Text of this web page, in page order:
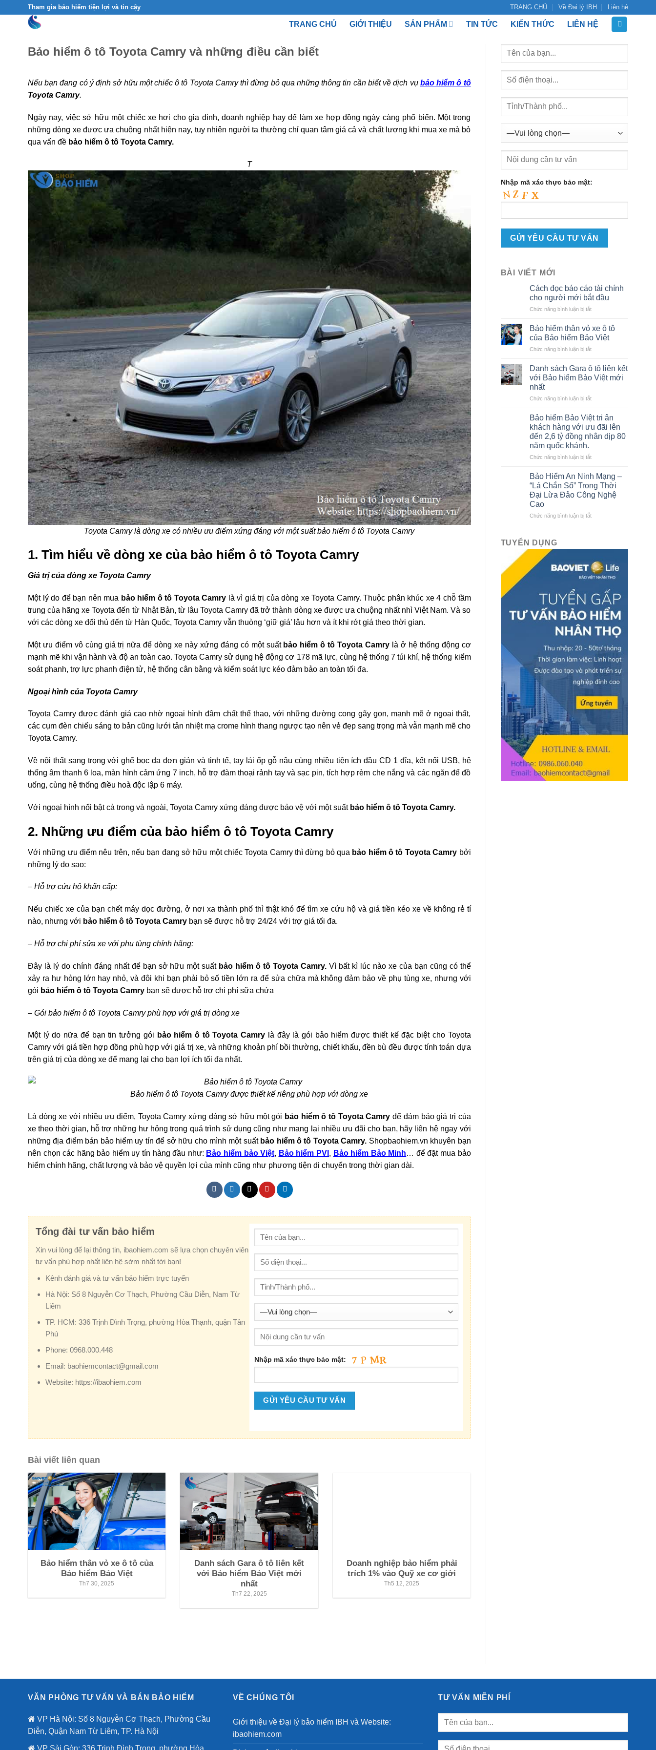
Tham gia bảo hiểm tiện lợi và tin cậy TRANG CHỦ Về Đại lý IBH Liên hệ
TRANG CHỦ GIỚI THIỆU SẢN PHẨM TIN TỨC KIẾN THỨC LIÊN HỆ
Bảo hiểm ô tô Toyota Camry và những điều cần biết
Nếu bạn đang có ý định sở hữu một chiếc ô tô Toyota Camry thì đừng bỏ qua những thông tin cần biết về dịch vụ bảo hiểm ô tô
Toyota Camry.
Ngày nay, việc sở hữu một chiếc xe hơi cho gia đình, doanh nghiệp hay để làm xe hợp đồng ngày càng phổ biến. Một trong
những dòng xe được ưa chuộng nhất hiện nay, tuy nhiên người ta thường chỉ quan tâm giá cả và chất lượng khi mua xe mà bỏ
qua vấn đề bảo hiểm ô tô Toyota Camry.
T
Toyota Camry là dòng xe có nhiều ưu điểm xứng đáng với một suất bảo hiểm ô tô Toyota Camry
1. Tìm hiểu về dòng xe của bảo hiểm ô tô Toyota Camry
Giá trị của dòng xe Toyota Camry
Một lý do để bạn nên mua bảo hiểm ô tô Toyota Camry là vì giá trị của dòng xe Toyota Camry. Thuộc phân khúc xe 4 chỗ tầm
trung của hãng xe Toyota đến từ Nhật Bản, từ lâu Toyota Camry đã trở thành dòng xe được ưa chuộng nhất nhì Việt Nam. Và so
với các dòng xe đối thủ đến từ Hàn Quốc, Toyota Camry vẫn thuòng ‘giữ giá’ lâu hơn và ít khi rớt giá theo thời gian.
Một ưu điểm vô cùng giá trị nữa để dòng xe này xứng đáng có một suất bảo hiểm ô tô Toyota Camry là ở hệ thống động cơ
mạnh mẽ khi vận hành và độ an toàn cao. Toyota Camry sử dụng hệ động cơ 178 mã lực, cùng hệ thống 7 túi khí, hệ thống kiểm
soát phanh, trợ lực phanh điện tử, hệ thống cân bằng và kiểm soát lực kéo đảm bảo an toàn tối đa.
Ngoại hình của Toyota Camry
Toyota Camry được đánh giá cao nhờ ngoại hình đâm chất thể thao, với những đường cong gãy gọn, mạnh mẽ ở ngoại thất,
các cụm đèn chiếu sáng to bản cũng lưới tản nhiệt mạ crome hình thang ngược tạo nên vẻ đẹp sang trọng mà vẫn mạnh mẽ cho
Toyota Camry.
Về nội thất sang trọng với ghế bọc da đơn giản và tinh tế, tay lái ốp gỗ nâu cùng nhiều tiện ích đầu CD 1 đĩa, kết nối USB, hệ
thống âm thanh 6 loa, màn hình cảm ứng 7 inch, hỗ trợ đàm thoại rảnh tay và sạc pin, tích hợp rèm che nắng và các ngăn để đồ
uống, cùng hệ thống điều hoà độc lập 6 máy.
Với ngoại hình nổi bật cả trong và ngoài, Toyota Camry xứng đáng được bảo vệ với một suất bảo hiểm ô tô Toyota Camry.
2. Những ưu điểm của bảo hiểm ô tô Toyota Camry
Với những ưu điểm nêu trên, nếu bạn đang sở hữu một chiếc Toyota Camry thì đừng bỏ qua bảo hiểm ô tô Toyota Camry bởi
những lý do sao:
– Hỗ trợ cứu hộ khẩn cấp:
Nếu chiếc xe của bạn chết máy dọc đường, ở nơi xa thành phố thì thật khó để tìm xe cứu hộ và giá tiền kéo xe về không rẻ tí
nào, nhưng với bảo hiểm ô tô Toyota Camry bạn sẽ được hỗ trợ 24/24 với trợ giá tối đa.
– Hỗ trợ chi phí sửa xe với phụ tùng chính hãng:
Đây là lý do chính đáng nhất để bạn sở hữu một suất bảo hiểm ô tô Toyota Camry.Vì bất kì lúc nào xe của bạn cũng có thể
xảy ra hư hỏng lớn hay nhỏ, và đôi khi bạn phải bỏ số tiền lớn ra để sửa chữa mà không đảm bảo về phụ tùng xe, nhưng với
gói bảo hiểm ô tô Toyota Camry bạn sẽ được hỗ trợ chi phí sữa chửa
– Gói bảo hiểm ô tô Toyota Camry phù hợp với giá trị dòng xe
Một lý do nữa để bạn tin tưởng gói bảo hiểm ô tô Toyota Camry là đây là gói bảo hiểm được thiết kế đặc biệt cho Toyota
Camry với giá tiền hợp đồng phù hợp với giá trị xe, và những khoản phí bồi thường, chiết khấu, đền bù đều được tính toán dựa
trên giá trị của dòng xe để mang lại cho bạn lợi ích tối đa nhất.
Bảo hiểm ô tô Toyota Camry được thiết kế riêng phù hợp với dòng xe
Là dòng xe với nhiều ưu điểm, Toyota Camry xứng đáng sở hữu một gói bảo hiểm ô tô Toyota Camryđể đảm bảo giá trị của
xe theo thời gian, hỗ trợ những hư hỏng trong quá trình sử dụng cũng như mang lại nhiều ưu đãi cho bạn, hãy liên hệ ngay với
những địa điểm bán bảo hiểm uy tín để sở hữu cho mình một suất bảo hiểm ô tô Toyota Camry. Shopbaohiem.vn khuyên bạn
nên chọn các hãng bảo hiểm uy tín hàng đầu như: Bảo hiểm bảo Việt, Bảo hiểm PVI , Bảo hiểm Bảo Minh… để đặt mua bảo
hiểm chính hãng, chất lượng và bảo vệ quyền lợi của mình cũng như phương tiện di chuyển trong thời gian dài.
Tổng đài tư vấn bảo hiểm
Xin vui lòng để lại thông tin, ibaohiem.com sẽ lựa chọn chuyên viên
tư vấn phù hợp nhất liên hệ sớm nhất tới bạn!
Kênh đánh giá và tư vấn bảo hiểm trực tuyến
Hà Nội: Số 8 Nguyễn Cơ Thạch, Phường Cầu Diễn, Nam Từ
Liêm
TP. HCM: 336 Trịnh Đình Trọng, phường Hòa Thạnh, quận Tân
Phú
Phone: 0968.000.448
Email: baohiemcontact@gmail.com
Website: https://ibaohiem.com
Nhập mã xác thực bảo mật:
Bài viết liên quan
Bảo hiểm thân vỏ xe ô tô của
Bảo hiểm Bảo Việt
Th7 30, 2025
Danh sách Gara ô tô liên kết
với Bảo hiểm Bảo Việt mới
nhất
Th7 22, 2025
Doanh nghiệp bảo hiểm phải
trích 1% vào Quỹ xe cơ giới
Th5 12, 2025
Nhập mã xác thực bảo mật:
BÀI VIẾT MỚI
Cách đọc báo cáo tài chính
cho người mới bắt đầu
Chức năng bình luận bị tắtở
báo
cáo
tài
cho
người
đầu
Bảo hiểm thân vỏ xe ô tô
của Bảo hiểm Bảo Việt
Chức năng bình luận bị tắtở
hiểm
thân
vỏ
ô
của
Bảo
hiểm
Bảo
Danh sách Gara ô tô liên kết
với Bảo hiểm Bảo Việt mới
nhất
Chức năng bình luận bị tắtở
sách
Gara
ô
tô
kết
Bảo
Bảo
Việt
nhất
Bảo hiểm Bảo Việt tri ân
khách hàng với ưu đãi lên
đến 2,6 tỷ đồng nhân dịp 80
năm quốc khánh.
Chức năng bình luận bị tắtở
hiểm
Bảo
Việt
tri
khách
đãi
đến
2,6
nhân
dịp
80
năm
Bảo Hiểm An Ninh Mạng –
“Lá Chắn Số” Trong Thời
Đại Lừa Đảo Công Nghệ
Cao
Chức năng bình luận bị tắtở
Ninh
–
“Lá
Trong
Thời
Đại
Lừa
Nghệ
Cao
TUYỂN DỤNG
VĂN PHÒNG TƯ VẤN VÀ BÁN BẢO HIỂM
VP Hà Nội: Số 8 Nguyễn Cơ Thạch, Phường Cầu
Diễn, Quận Nam Từ Liêm, TP. Hà Nội
VP Sài Gòn: 336 Trịnh Đình Trọng, phường Hòa
VỀ CHÚNG TÔI
Giới thiệu về Đại lý bảo hiểm IBH và Website:
ibaohiem.com
TƯ VẤN MIỄN PHÍ